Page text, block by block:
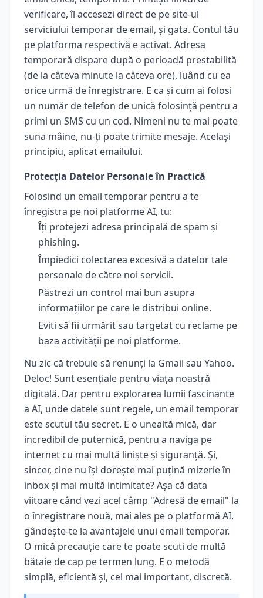
verificare, îl accesezi direct de pe site-ul
serviciului temporar de email, și gata. Contul tău
pe platforma respectivă e activat. Adresa
temporară dispare după o perioadă prestabilită
(de la câteva minute la câteva ore), luând cu ea
orice urmă de înregistrare. E ca și cum ai folosi
un număr de telefon de unică folosință pentru a
primi un SMS cu un cod. Nimeni nu te mai poate
suna mâine, nu-ți poate trimite mesaje. Același
principiu, aplicat emailului.
Protecția Datelor Personale în Practică
Folosind un email temporar pentru a te
înregistra pe noi platforme AI, tu:
Îți protejezi adresa principală de spam și
phishing.
Împiedici colectarea excesivă a datelor tale
personale de către noi servicii.
Păstrezi un control mai bun asupra
informațiilor pe care le distribui online.
Eviti să fii urmărit sau targetat cu reclame pe
baza activității pe noi platforme.
Nu zic că trebuie să renunți la Gmail sau Yahoo.
Deloc! Sunt esențiale pentru viața noastră
digitală. Dar pentru explorarea lumii fascinante
a AI, unde datele sunt regele, un email temporar
este scutul tău secret. E o unealtă mică, dar
incredibil de puternică, pentru a naviga pe
internet cu mai multă liniște și siguranță. Și,
sincer, cine nu își dorește mai puțină mizerie în
inbox și mai multă intimitate? Așa că data
viitoare când vezi acel câmp "Adresă de email" la
o înregistrare nouă, mai ales pe o platformă AI,
gândește-te la avantajele unui email temporar.
O mică precauție care te poate scuti de multă
bătaie de cap pe termen lung. E o metodă
simplă, eficientă și, cel mai important, discretă.